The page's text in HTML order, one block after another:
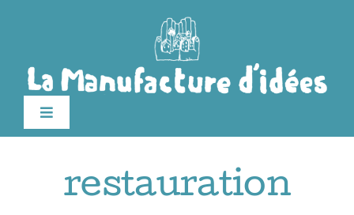
Toggle
Navigation
restauration